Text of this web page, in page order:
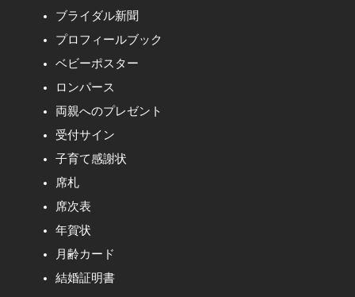
ブライダル新聞
プロフィールブック
ベビーポスター
ロンパース
両親へのプレゼント
受付サイン
子育て感謝状
席札
席次表
年賀状
月齢カード
結婚証明書